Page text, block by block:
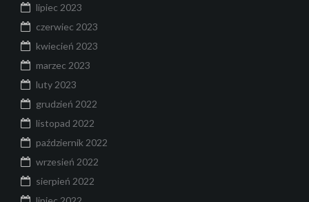
lipiec 2023
czerwiec 2023
kwiecień 2023
marzec 2023
luty 2023
grudzień 2022
listopad 2022
październik 2022
wrzesień 2022
sierpień 2022